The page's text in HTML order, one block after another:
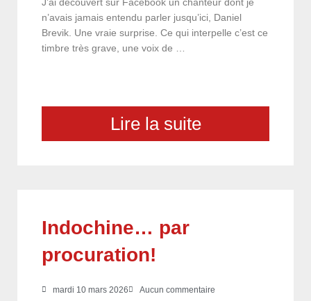
J’ai découvert sur Facebook un chanteur dont je
n’avais jamais entendu parler jusqu’ici, Daniel
Brevik. Une vraie surprise. Ce qui interpelle c’est ce
timbre très grave, une voix de …
Lire la suite
Indochine… par
procuration!
mardi 10 mars 2026 Aucun commentaire